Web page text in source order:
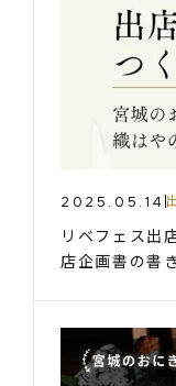
2025.05.14
リベフェス出
店企画書の書